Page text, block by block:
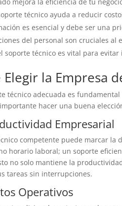
técnico ayuda a reducir
es esencial y debe ser una
del personal son cruciales al
soporte técnico es vital para
la Empresa
técnico adecuada es
hacer una buena
Empresarial
competente puede marcar
horario laboral; un soporte
no solo mantiene la
tareas sin interrupciones.
Operativos